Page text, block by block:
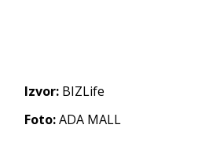
Izvor: BIZLife
Foto:ADA MALL